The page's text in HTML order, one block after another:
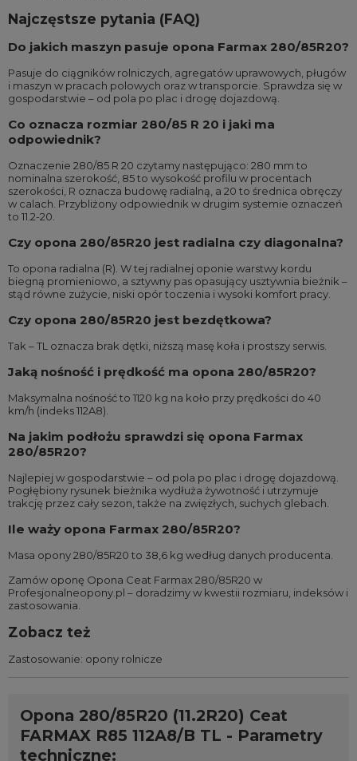
Najczęstsze pytania (FAQ)
Do jakich maszyn pasuje opona Farmax 280/85R20?
Pasuje do ciągników rolniczych, agregatów uprawowych, pługów
i maszyn w pracach polowych oraz w transporcie. Sprawdza się w
gospodarstwie – od pola po plac i drogę dojazdową.
Co oznacza rozmiar 280/85 R 20 i jaki ma
odpowiednik?
Oznaczenie 280/85 R 20 czytamy następująco: 280 mm to
nominalna szerokość, 85 to wysokość profilu w procentach
szerokości, R oznacza budowę radialną, a 20 to średnica obręczy
w calach. Przybliżony odpowiednik w drugim systemie oznaczeń
to 11.2-20.
Czy opona 280/85R20 jest radialna czy diagonalna?
To opona radialna (R). W tej radialnej oponie warstwy kordu
biegną promieniowo, a sztywny pas opasujący usztywnia bieżnik –
stąd równe zużycie, niski opór toczenia i wysoki komfort pracy.
Czy opona 280/85R20 jest bezdętkowa?
Tak – TL oznacza brak dętki, niższą masę koła i prostszy serwis.
Jaką nośność i prędkość ma opona 280/85R20?
Maksymalna nośność to 1120 kg na koło przy prędkości do 40
km/h (indeks 112A8).
Na jakim podłożu sprawdzi się opona Farmax
280/85R20?
Najlepiej w gospodarstwie – od pola po plac i drogę dojazdową.
Pogłębiony rysunek bieżnika wydłuża żywotność i utrzymuje
trakcję przez cały sezon, także na zwięzłych, suchych glebach.
Ile waży opona Farmax 280/85R20?
Masa opony 280/85R20 to 38,6 kg według danych producenta.
Zamów oponę Opona Ceat Farmax 280/85R20 w
Profesjonalneopony.pl – doradzimy w kwestii rozmiaru, indeksów i
zastosowania.
Zobacz też
Zastosowanie: opony rolnicze
Opona 280/85R20 (11.2R20) Ceat
FARMAX R85 112A8/B TL - Parametry
techniczne: